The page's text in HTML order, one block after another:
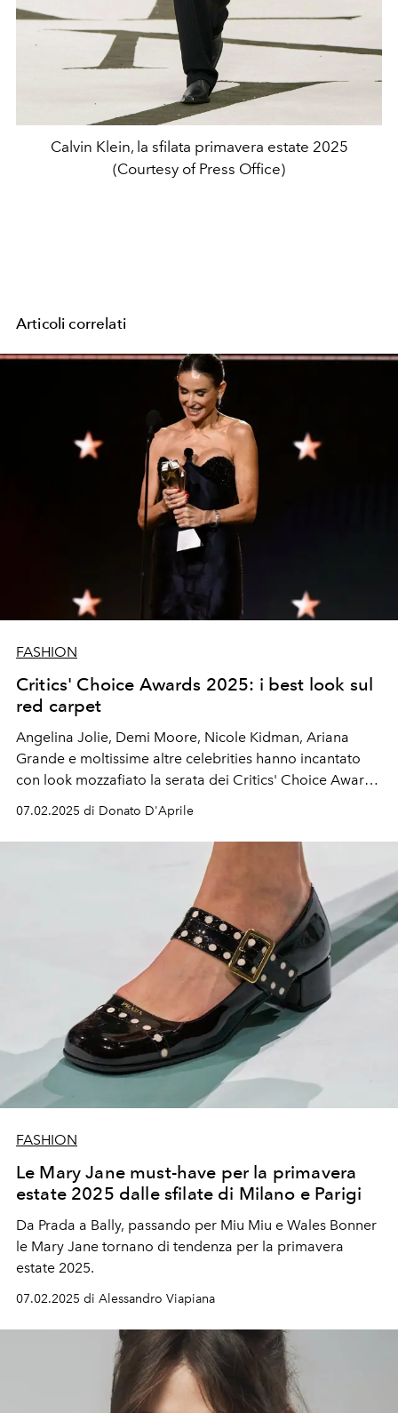
Calvin Klein, la sfilata primavera estate 2025
(Courtesy of Press Office)
Articoli correlati
FASHION
Critics' Choice Awards 2025: i best look sul
red carpet
Angelina Jolie, Demi Moore, Nicole Kidman, Ariana
Grande e moltissime altre celebrities hanno incantato
con look mozzafiato la serata dei Critics' Choice Awards
07.02.2025 di Donato D'Aprile
FASHION
Le Mary Jane must-have per la primavera
estate 2025 dalle sfilate di Milano e Parigi
Da Prada a Bally, passando per Miu Miu e Wales Bonner
le Mary Jane tornano di tendenza per la primavera
estate 2025.
07.02.2025 di Alessandro Viapiana